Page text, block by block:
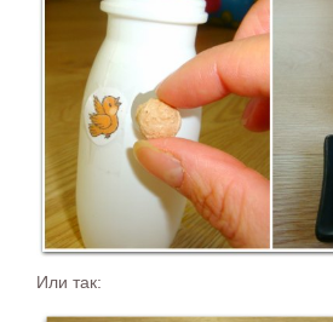
Или так: